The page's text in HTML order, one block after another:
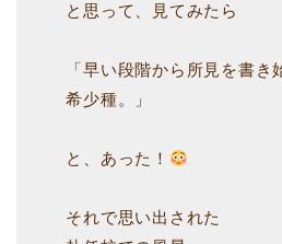
と思って、見てみたら
「早い段階から所見を書き
希少種。」
と、あった！
それで思い出された